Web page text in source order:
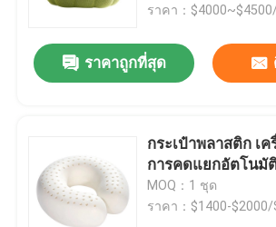
ราคา：
ราคาถูกที่สุด
กระเป๋าพลาสติก เ
การคดแยกอัตโนมั
MOQ：1 ชุด
ราคา：$1400-$2000/